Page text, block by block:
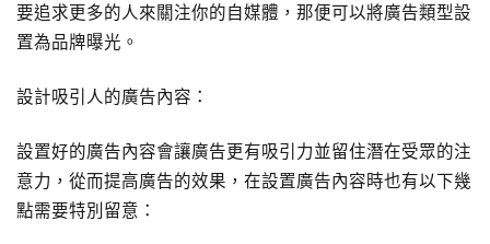
要追求更多的人來關注你的自媒體，那便可以將廣告類型設
置為品牌曝光。
設計吸引人的廣告內容：
設置好的廣告內容會讓廣告更有吸引力並留住潛在受眾的注
意力，從而提高廣告的效果，在設置廣告內容時也有以下幾
點需要特別留意：